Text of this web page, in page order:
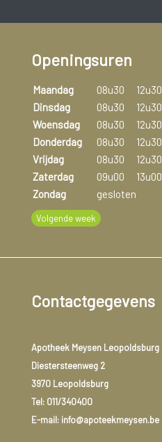
Openingsuren
Maandag 08u30 12u30
Dinsdag
08u30 12u30
Woensdag
08u30 12u30
Donderdag
08u30 12u30
Vrijdag
08u30 12u30
Zaterdag
09u00
13u00
Zondag
gesloten
Volgende week
Contactgegevens
Apotheek Meysen Leopoldsburg
Diestersteenweg 2
3970 Leopoldsburg
Tel: 011/340400
E-mail: info@apoteekmeysen.be